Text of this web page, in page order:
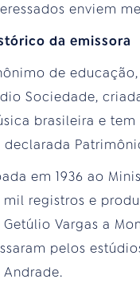
enviem
da emissora
de
Sociedade,
brasileira e
declarada
em 1936 ao
mil registros e
Getúlio Vargas a
pelos
Andrade.